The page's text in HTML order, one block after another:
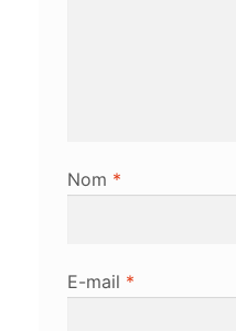
Nom *
E-mail *